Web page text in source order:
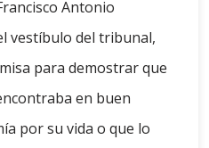
Antonio
vestíbulo del tribunal,
para demostrar que
en buen
por su vida o que lo